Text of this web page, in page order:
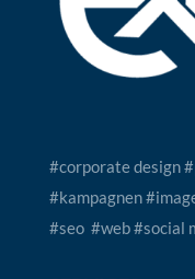
#corporate design
#kampagnen
#seo #web #social